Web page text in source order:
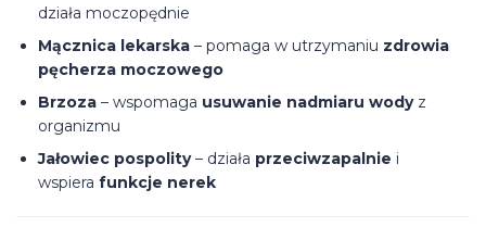
działa moczopędnie
Mącznica lekarska – pomaga w utrzymaniu zdrowia
pęcherza moczowego
Brzoza – wspomaga usuwanie nadmiaru wodyz
organizmu
Jałowiec pospolity– działa przeciwzapalnie i
wspiera funkcje nerek